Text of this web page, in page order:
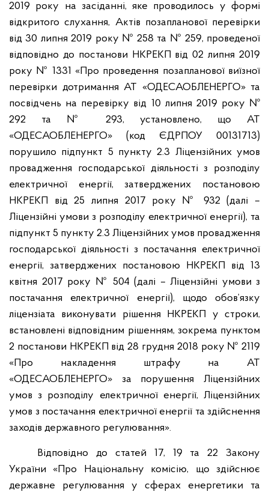
2019 року на засіданні, яке проводилось у формі
відкритого слухання, Актів позапланової перевірки
від 30 липня 2019 року № 258 та № 259, проведеної
відповідно до постанови НКРЕКП від 02 липня 2019
року № 1331 «Про проведення позапланової виїзної
перевірки дотримання АТ «ОДЕСАОБЛЕНЕРГО» та
посвідчень на перевірку від 10 липня 2019 року №
292 та № 293, установлено, що АТ
«ОДЕСАОБЛЕНЕРГО» (код ЄДРПОУ 00131713)
порушило підпункт 5 пункту 2.3 Ліцензійних умов
провадження господарської діяльності з розподілу
електричної енергії, затверджених постановою
НКРЕКП від 25 липня 2017 року № 932 (далі –
Ліцензійні умови з розподілу електричної енергії), та
підпункт 5 пункту 2.3 Ліцензійних умов провадження
господарської діяльності з постачання електричної
енергії, затверджених постановою НКРЕКП від 13
квітня 2017 року № 504 (далі – Ліцензійні умови з
постачання електричної енергії), щодо обов’язку
ліцензіата виконувати рішення НКРЕКП у строки,
встановлені відповідним рішенням, зокрема пунктом
2 постанови НКРЕКП від 28 грудня 2018 року № 2119
«Про накладення штрафу на АТ
«ОДЕСАОБЛЕНЕРГО» за порушення Ліцензійних
умов з розподілу електричної енергії, Ліцензійних
умов з постачання електричної енергії та здійснення
заходів державного регулювання».
Відповідно до статей 17, 19 та 22 Закону
України «Про Національну комісію, що здійснює
державне регулювання у сферах енергетики та